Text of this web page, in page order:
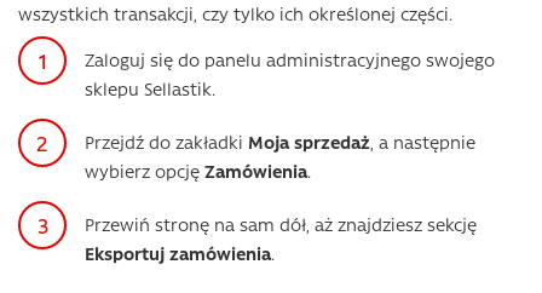
wszystkich transakcji, czy tylko ich określonej części.
Zaloguj się do panelu administracyjnego swojego
sklepu Sellastik.
Przejdź do zakładki Moja sprzedaż, a następnie
wybierz opcję Zamówienia.
Przewiń stronę na sam dół, aż znajdziesz sekcję
Eksportuj zamówienia.